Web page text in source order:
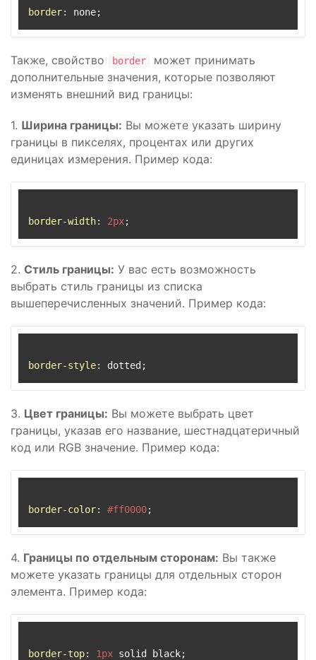
border
Также, свойство border
может принимать
дополнительные значения, которые позволяют
изменять внешний вид границы:
1. Ширина границы: Вы можете указать ширину
границы в пикселях, процентах или других
единицах измерения. Пример кода:
border-width: 2px
2. Стиль границы: У вас есть возможность
выбрать стиль границы из списка
вышеперечисленных значений. Пример кода:
border-style
3. Цвет границы: Вы можете выбрать цвет
границы, указав его название, шестнадцатеричный
код или RGB значение. Пример кода:
border-color: #ff0000
4. Границы по отдельным сторонам: Вы также
можете указать границы для отдельных сторон
элемента. Пример кода:
border-top: 1px